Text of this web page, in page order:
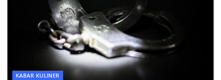
KABAR KULINER